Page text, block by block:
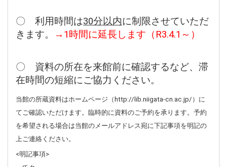
〇 利用時間は30分以内に制限させていただ
きます。
→1時間に延長します（R3.4.1～）
〇 資料の所在を来館前に確認するなど、滞
在時間の短縮にご協力ください。
当館の所蔵資料はホームページ（http://lib.niigata-cn.ac.jp/）に
てご確認いただけます。臨時的に資料のご予約を承ります。予約
を希望される場合は当館のメールアドレス宛に下記事項を明記の
上ご連絡ください。
<明記事項>